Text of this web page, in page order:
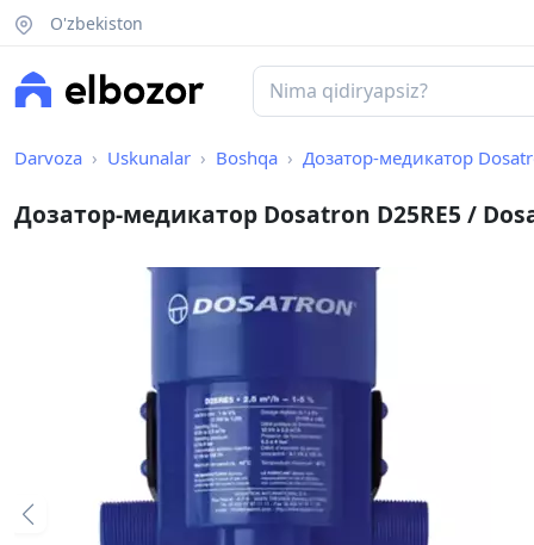
O'zbekiston
Darvoza Uskunalar Boshqa Дозатор-медикатор Dosatron
Дозатор-медикатор Dosatron D25RE5 /